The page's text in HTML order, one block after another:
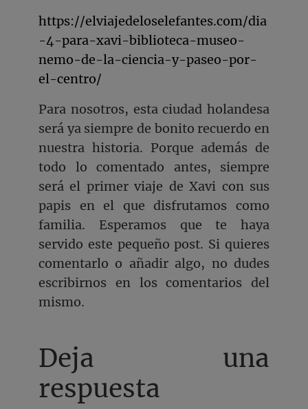
https://elviajedeloselefantes.com/dia
-4-para-xavi-biblioteca-museo-
nemo-de-la-ciencia-y-paseo-por-
el-centro/
Para nosotros, esta ciudad holandesa
será ya siempre de bonito recuerdo en
nuestra historia. Porque además de
todo lo comentado antes, siempre
será el primer viaje de Xavi con sus
papis en el que disfrutamos como
familia. Esperamos que te haya
servido este pequeño post. Si quieres
comentarlo o añadir algo, no dudes
escribirnos en los comentarios del
mismo.
Deja una
respuesta